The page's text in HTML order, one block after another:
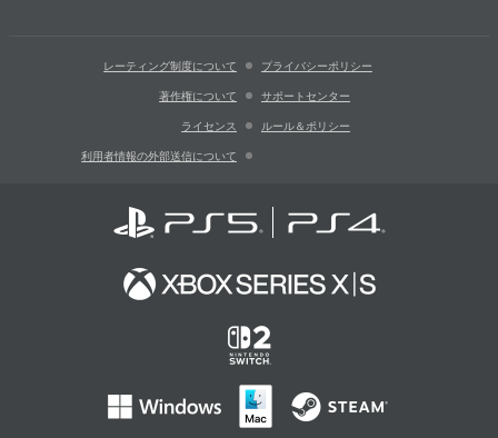
レーティング制度について プライバシーポリシー
著作権について サポートセンター
ライセンス ルール＆ポリシー
利用者情報の外部送信について